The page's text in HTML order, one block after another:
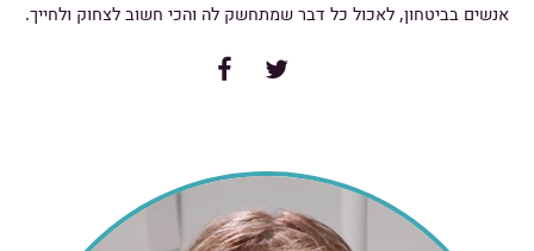
אנשים בביטחון, לאכול כל דבר שמתחשק לה והכי חשוב לצחוק ולחייך.